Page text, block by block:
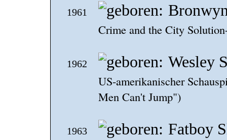
1961
Crime and the City
1962 Wesley
US-amerikanischer
Men Can't Jump")
1963 Fatboy